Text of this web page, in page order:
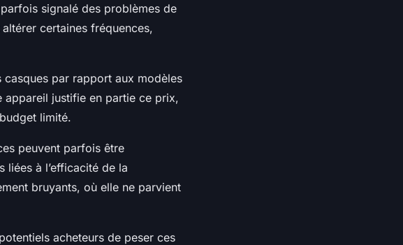
signalé des problèmes de
certaines fréquences,
par rapport aux modèles
appareil justifie en partie ce prix,
limité.
peuvent parfois être
liées à l’efficacité de la
bruyants, où elle ne parvient
acheteurs de peser ces